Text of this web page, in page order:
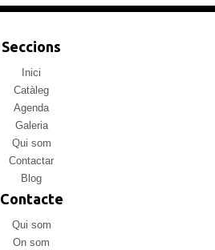
Seccions
Inici
Catàleg
Agenda
Galeria
Qui som
Contactar
Blog
Contacte
Qui som
On som